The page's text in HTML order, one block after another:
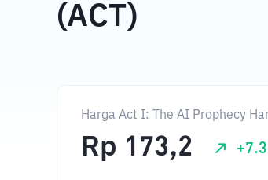
(ACT)
Harga Act I: The AI Prophecy
Rp 173,2 +